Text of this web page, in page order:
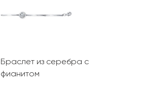
Браслет из серебра с
фианитом